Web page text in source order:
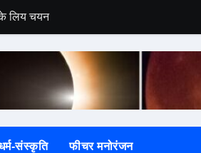
के लिय चयन
सुख-समृद्धि का आशीर्वाद
बांटकर जताई खुशीखुशी
संस्कृति फीचर मनोरंजन